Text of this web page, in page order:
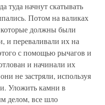
туда начнут скатывать
Потом на валиках
должны были
и переваливали их на
с помощью рычагов и
и начинали их
не застряли, используя
Уложить камни в
делом, все шло